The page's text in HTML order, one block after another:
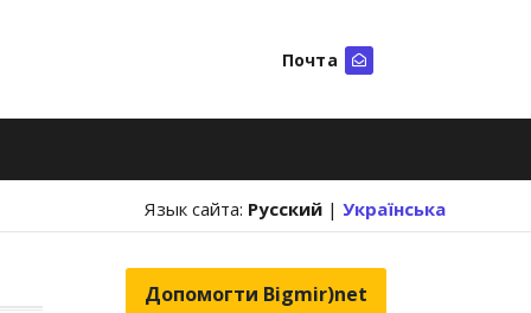
Почта
Язык сайта: Русский | Українська
Допомогти Bigmir)net